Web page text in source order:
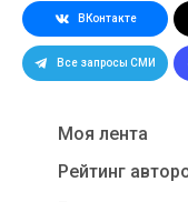
ВКонтакте
Все запросы СМИ
Моя лента
Рейтинг